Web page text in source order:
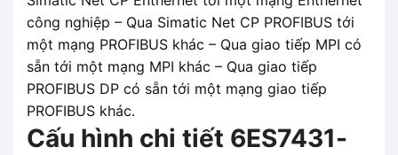
công nghiệp – Qua Simatic Net CP PROFIBUS tới
một mạng PROFIBUS khác – Qua giao tiếp MPI có
sẵn tới một mạng MPI khác – Qua giao tiếp
PROFIBUS DP có sẵn tới một mạng giao tiếp
PROFIBUS khác.
Cấu hình chi tiết 6ES7431-